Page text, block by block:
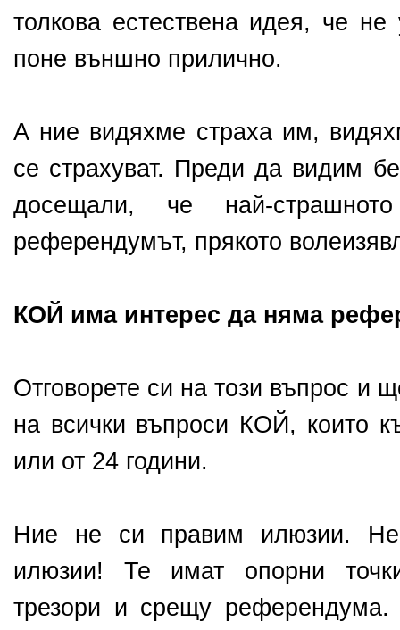
толкова естествена идея, че
поне външно прилично.
А ние видяхме страха им,
се страхуват. Преди да видим
досещали, че най-
референдумът, прякото
КОЙ има интерес да няма
Отговорете си на този въпрос и
на всички въпроси КОЙ, които
или от 24 години.
Ние не си правим илюзии.
илюзии! Те имат опорни
трезори и срещу референдума.